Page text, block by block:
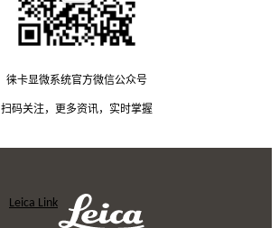
徕卡显微系统官方微信公众号
扫码关注，更多资讯，实时掌握
Leica Link